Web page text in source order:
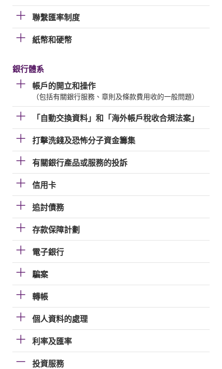
聯繫匯率制度
紙幣和硬幣
銀行體系
帳戶的開立和操作
（包括有關銀行服務、章則及條款費用收的一般問題）
「自動交換資料」和「海外帳戶稅收合規法案」
打擊洗錢及恐怖分子資金籌集
有關銀行產品或服務的投訴
信用卡
追討債務
存款保障計劃
電子銀行
騙案
轉帳
個人資料的處理
利率及匯率
投資服務